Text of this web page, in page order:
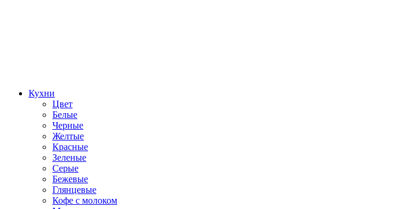
Кухни
Цвет
Белые
Черные
Желтые
Красные
Зеленые
Серые
Бежевые
Глянцевые
Кофе с молоком